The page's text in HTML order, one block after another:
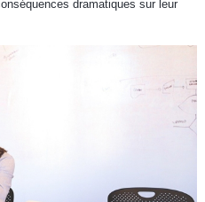
dramatiques sur leur